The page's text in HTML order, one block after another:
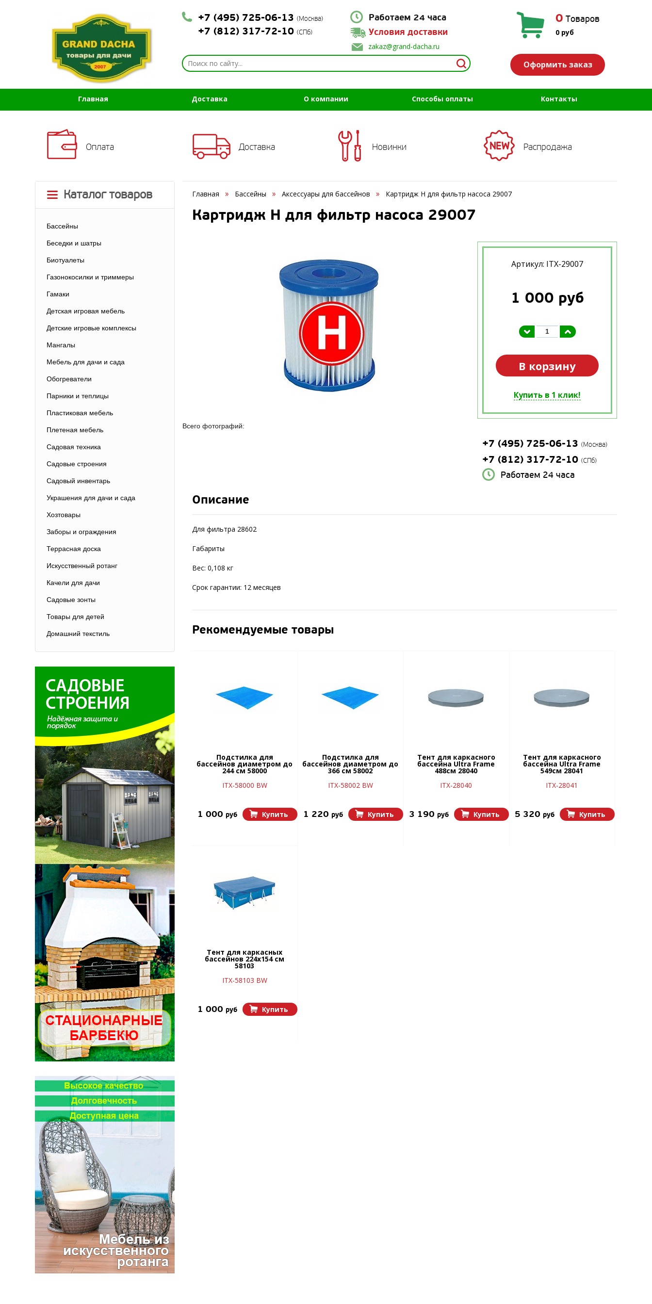
+7 (495) 725-06-13 (Москва)
+7 (812) 317-72-10 (СПб)
Работаем 24 часа
Условия доставки
zakaz@grand-dacha.ru
0 Товаров
0 руб
Оформить заказ
Главная Доставка О компании Способы оплаты Контакты
Оплата Доставка Новинки Распродажа
Каталог товаров
Бассейны
Беседки и шатры
Биотуалеты
Газонокосилки и триммеры
Гамаки
Детская игровая мебель
Детские игровые комплексы
Мангалы
Мебель для дачи и сада
Обогреватели
Парники и теплицы
Пластиковая мебель
Плетеная мебель
Садовая техника
Садовые строения
Садовый инвентарь
Украшения для дачи и сада
Хозтовары
Заборы и ограждения
Террасная доска
Искусственный ротанг
Качели для дачи
Садовые зонты
Товары для детей
Домашний текстиль
Главная Бассейны Аксессуары для бассейнов Картридж H для фильтр насоса 29007
Картридж H для фильтр насоса 29007
Всего фотографий:
Артикул: ITX-29007
1 000 руб
В корзину
Купить в 1 клик!
+7 (495) 725-06-13 (Москва)
+7 (812) 317-72-10 (СПб)
Работаем 24 часа
Описание
Для фильтра 28602
Габариты
Вес: 0,108 кг
Срок гарантии: 12 месяцев
Рекомендуемые товары
Подстилка для
бассейнов диаметром до
244 см 58000
ITX-58000 BW
1 000 руб Купить
Подстилка для
бассейнов диаметром до
366 см 58002
ITX-58002 BW
1 220 руб Купить
Тент для каркасного
бассейна Ultra Frame
488см 28040
ITX-28040
3 190 руб Купить
Тент для каркасного
бассейна Ultra Frame
549см 28041
ITX-28041
5 320 руб Купить
Тент для каркасных
бассейнов 224х154 см
58103
ITX-58103 BW
1 000 руб Купить